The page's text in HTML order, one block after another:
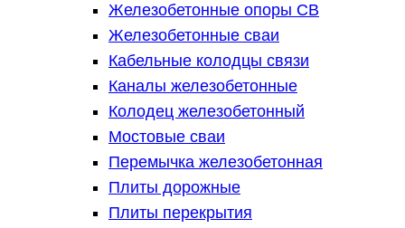
Железобетонные опоры СВ
Железобетонные сваи
Кабельные колодцы связи
Каналы железобетонные
Колодец железобетонный
Мостовые сваи
Перемычка железобетонная
Плиты дорожные
Плиты перекрытия